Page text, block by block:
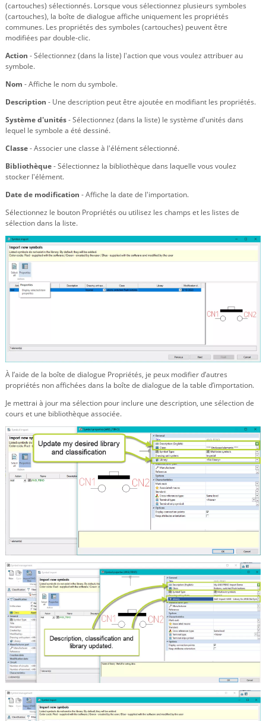
(cartouches) sélectionnés. Lorsque vous sélectionnez plusieurs symboles
(cartouches), la boîte de dialogue affiche uniquement les propriétés
communes. Les propriétés des symboles (cartouches) peuvent être
modifiées par double-clic.
Action - Sélectionnez (dans la liste) l'action que vous voulez attribuer au
symbole.
Nom - Affiche le nom du symbole.
Description - Une description peut être ajoutée en modifiant les propriétés.
Système d'unités- Sélectionnez (dans la liste) le système d'unités dans
lequel le symbole a été dessiné.
Classe- Associer une classe à l'élément sélectionné.
Bibliothèque- Sélectionnez la bibliothèque dans laquelle vous voulez
stocker l'élément.
Date de modification - Affiche la date de l'importation.
Sélectionnez le bouton Propriétés ou utilisez les champs et les listes de
sélection dans la liste.
À l’aide de la boîte de dialogue Propriétés, je peux modifier d’autres
propriétés non affichées dans la boîte de dialogue de la table d’importation.
Je mettrai à jour ma sélection pour inclure une description, une sélection de
cours et une bibliothèque associée.